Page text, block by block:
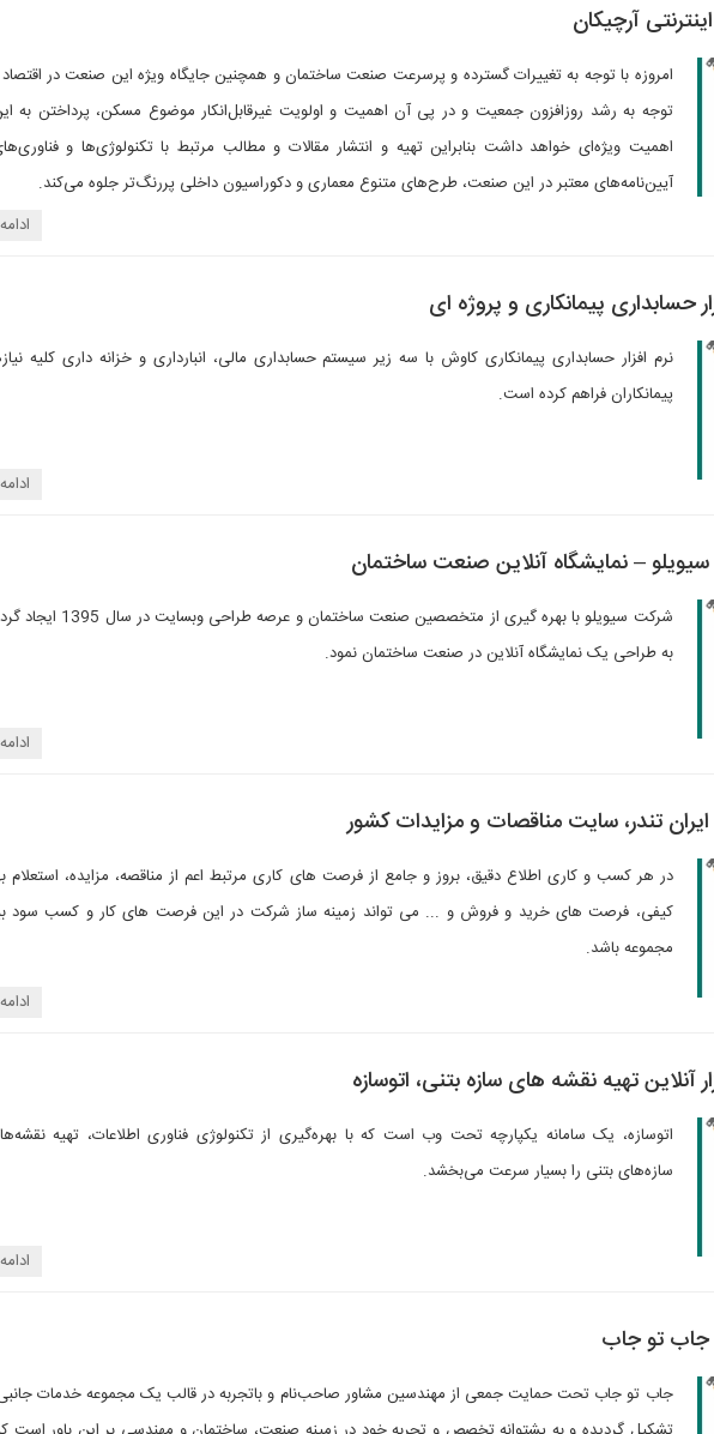
آرچیکان
امروزه با توجه به تغییرات گسترده و پرسرعت صنعت ساختمان و همچنین جایگاه ویژه این صنعت در
توجه به رشد روزافزون جمعیت و در پی آن اهمیت و اولویت غیرقابل‌انکار موضوع مسکن، پرداختن به
اهمیت ویژه‌ای خواهد داشت بنابراین تهیه و انتشار مقالات و مطالب مرتبط با تکنولوژی‌ها و
آیین‌نامه‌های معتبر در این صنعت، طرح‌های متنوع معماری و دکوراسیون داخلی پررنگ‌تر جلوه می‌کند.
حسابداری پیمانکاری و پروژه ای
نرم افزار حسابداری پیمانکاری کاوش با سه زیر سیستم حسابداری مالی، انبارداری و خزانه داری کلیه
پیمانکاران فراهم کرده است.
– نمایشگاه آنلاین صنعت ساختمان
شرکت سیویلو با بهره گیری از متخصصین صنعت
به طراحی یک نمایشگاه آنلاین در صنعت ساختمان نمود.
تندر، سایت مناقصات و مزایدات کشور
در هر کسب و کاری اطلاع دقیق، بروز و جامع از فرصت های کاری مرتبط اعم از مناقصه، مزایده، استعلام
کیفی، فرصت های خرید و فروش و ... می تواند زمینه ساز شرکت در این فرصت های کار و کسب سود
مجموعه باشد.
آنلاین تهیه نقشه‌ های سازه بتنی، اتوسازه
اتوسازه، یک سامانه یکپارچه تحت وب است که با بهره‌گیری از تکنولوژی‌ فناوری اطلاعات، تهیه
سازه‌های بتنی را بسیار سرعت می‌بخشد.
جاب تو جاب
جاب تو جاب تحت حمایت جمعی از مهندسین مشاور صاحب‌نام و باتجربه در قالب یک مجموعه خدمات